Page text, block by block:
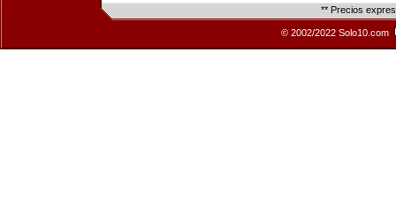
** Precios
© 2002/2022 Solo10.com